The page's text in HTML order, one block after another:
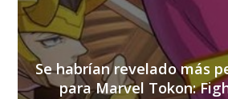
Se habrían revelado más
para Marvel Tokon: